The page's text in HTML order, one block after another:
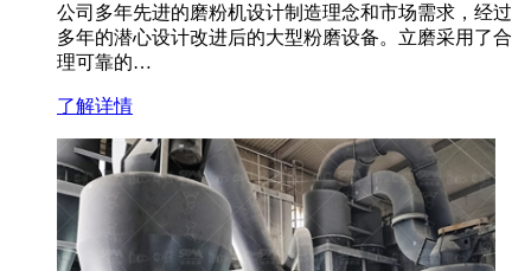
公司多年先进的磨粉机设计制造理念和市场需求，经过
多年的潜心设计改进后的大型粉磨设备。立磨采用了合
理可靠的…
了解详情